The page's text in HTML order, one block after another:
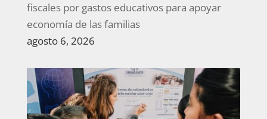
fiscales por gastos educativos para apoyar
economía de las familias
agosto 6, 2026